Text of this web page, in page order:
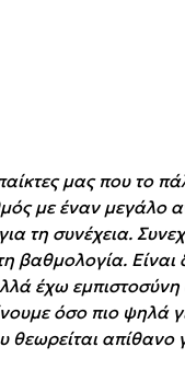
μας που το
με έναν μεγάλο
τη συνέχεια.
βαθμολογία. Είναι
έχω εμπιστοσύνη
όσο πιο ψηλά
θεωρείται απίθανο